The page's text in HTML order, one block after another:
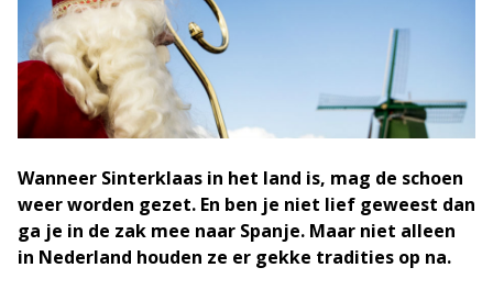
Wanneer Sinterklaas in het land is, mag de schoen
weer worden gezet. En ben je niet lief geweest dan
ga je in de zak mee naar Spanje. Maar niet alleen
in Nederland houden ze er gekke tradities op na.